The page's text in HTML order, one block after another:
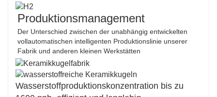
Produktionsmanagement
Der Unterschied zwischen der unabhängig entwickelten
vollautomatischen intelligenten Produktionslinie unserer
Fabrik und anderen kleinen Werkstätten
Wasserstoffproduktionskonzentration bis zu